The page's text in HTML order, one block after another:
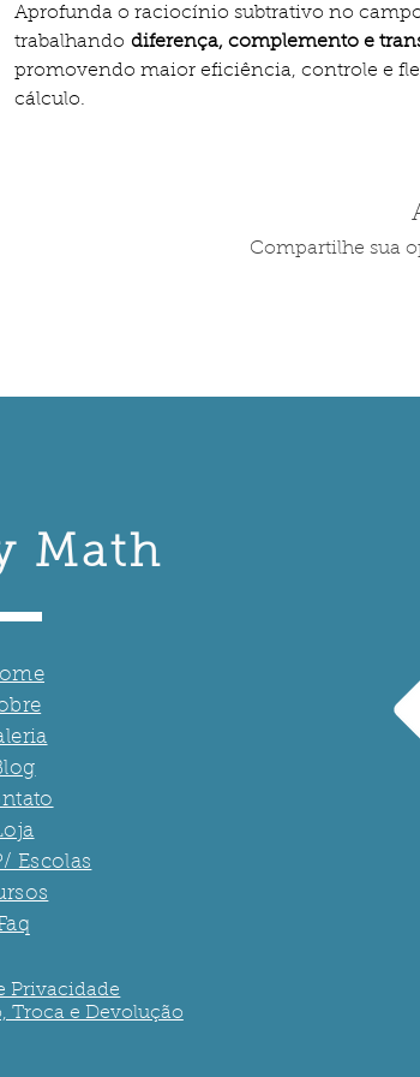
Aprofunda o raciocínio subtrativo no
trabalhando diferença, complemento e
promovendo maior eficiência, controle e
cálculo.
Compartilhe sua
Math
Escolas
Privacidade
Troca e Devolução